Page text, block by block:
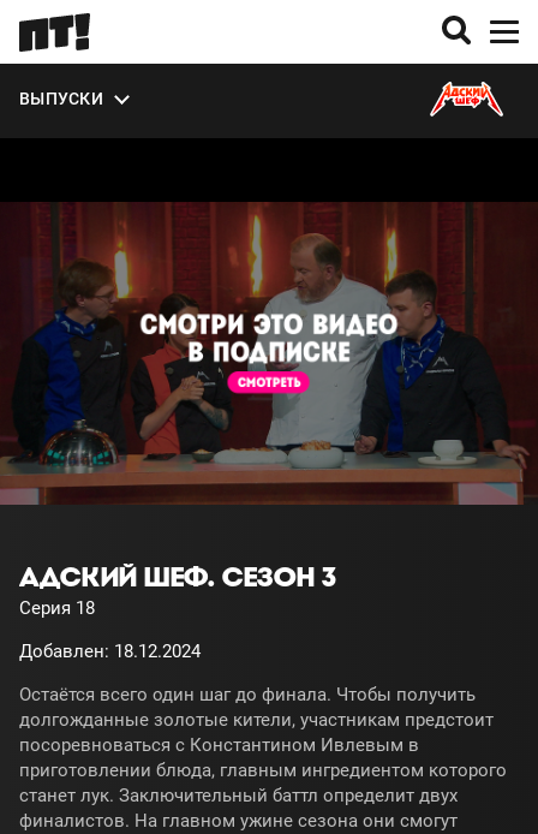
ВЫПУСКИ
О СЕЗОНЕ
АДСКИЙ ШЕФ. СЕЗОН 3
Серия 18
Добавлен: 18.12.2024
Остаётся всего один шаг до финала. Чтобы получить
долгожданные золотые кители, участникам предстоит
посоревноваться с Константином Ивлевым в
приготовлении блюда, главным ингредиентом которого
станет лук. Заключительный баттл определит двух
финалистов. На главном ужине сезона они смогут